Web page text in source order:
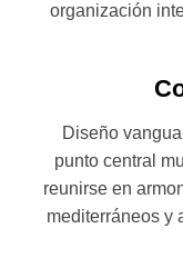
organización
Diseño
punto central
reunirse en
mediterráneos y